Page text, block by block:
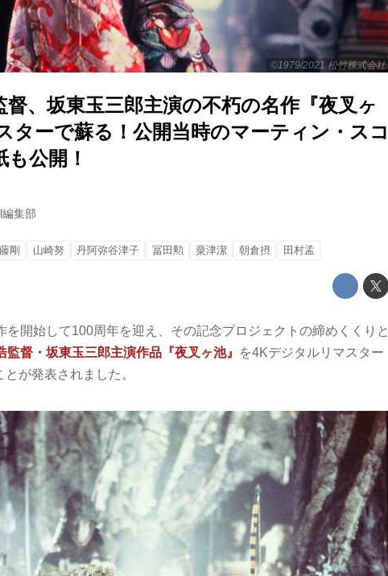
©1979/2021 松竹株式会社
、坂東玉三郎主演の不朽の名作『夜叉ヶ
ターで蘇る！公開当時のマーティン・スコ
公開！
集部
剛 山崎努 丹阿弥谷津子 冨田勲 粟津潔 朝倉摂 田村孟
開始して100周年を迎え、その記念プロジェクトの締めくくりと
監督・坂東玉三郎主演作品『夜叉ヶ池』
を4Kデジタルリマスター
が発表されました。